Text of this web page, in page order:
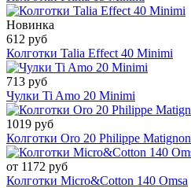
Новинка
612 руб
Колготки Talia Effect 40 Minimi
713 руб
Чулки Ti Amo 20 Minimi
1019 руб
Колготки Oro 20 Philippe Matignon
от 1172 руб
Колготки Micro&Cotton 140 Omsa